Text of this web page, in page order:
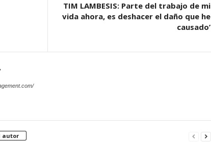
TIM LAMBESIS: Parte del trabajo de mi
vida ahora, es deshacer el daño que he
causado’
autor